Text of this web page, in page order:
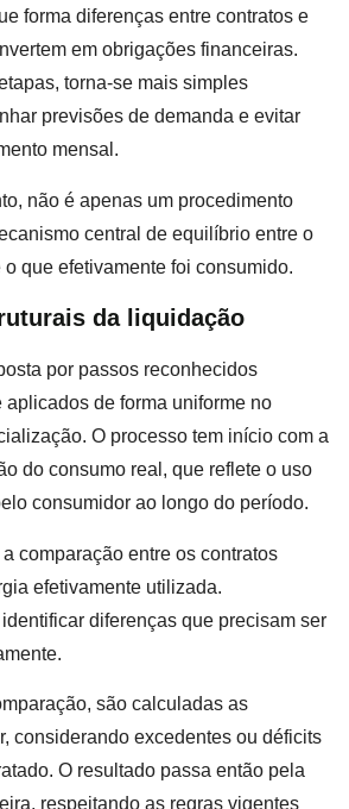
forma diferenças entre contratos e
em obrigações financeiras.
torna-se mais simples
previsões de demanda e evitar
mensal.
não é apenas um procedimento
central de equilíbrio entre o
que efetivamente foi consumido.
da liquidação
por passos reconhecidos
de forma uniforme no
O processo tem início com a
do consumo real, que reflete o uso
consumidor ao longo do período.
comparação entre os contratos
efetivamente utilizada.
diferenças que precisam ser
são calculadas as
considerando excedentes ou déficits
O resultado passa então pela
respeitando as regras vigentes